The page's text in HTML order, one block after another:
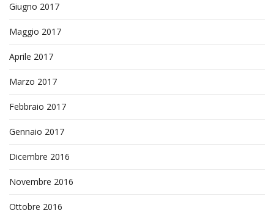
Giugno 2017
Maggio 2017
Aprile 2017
Marzo 2017
Febbraio 2017
Gennaio 2017
Dicembre 2016
Novembre 2016
Ottobre 2016